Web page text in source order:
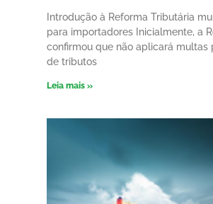
Introdução à Reforma Tributária
para importadores Inicialmente, a
confirmou que não aplicará multas
de tributos
Leia mais »